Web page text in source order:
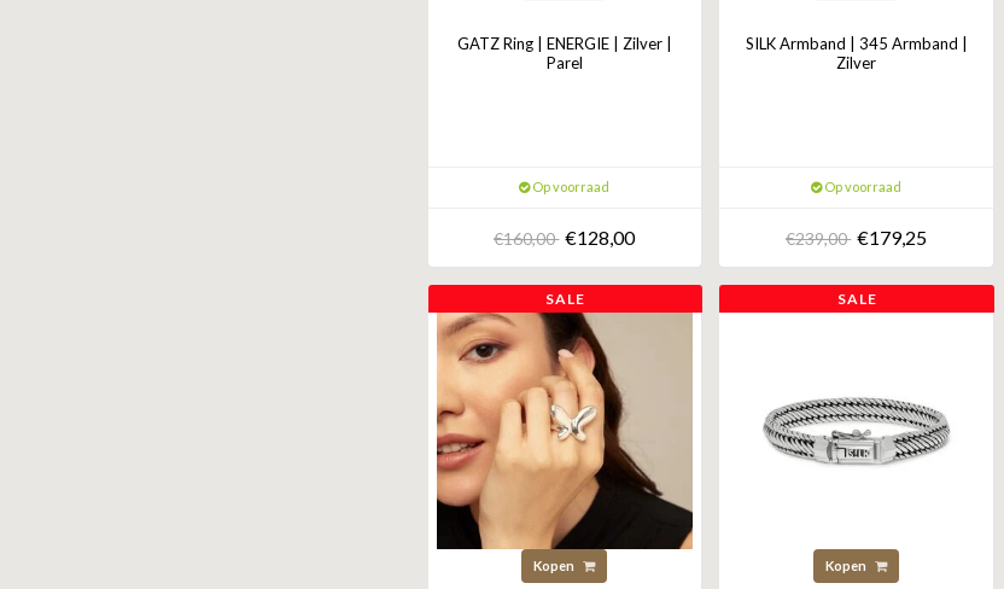
GATZ Ring | ENERGIE | Zilver |
Parel
Op voorraad
€160,00 €128,00
SILK Armband | 345 Armband |
Zilver
Op voorraad
€239,00 €179,25
SALE
Kopen
SALE
Kopen